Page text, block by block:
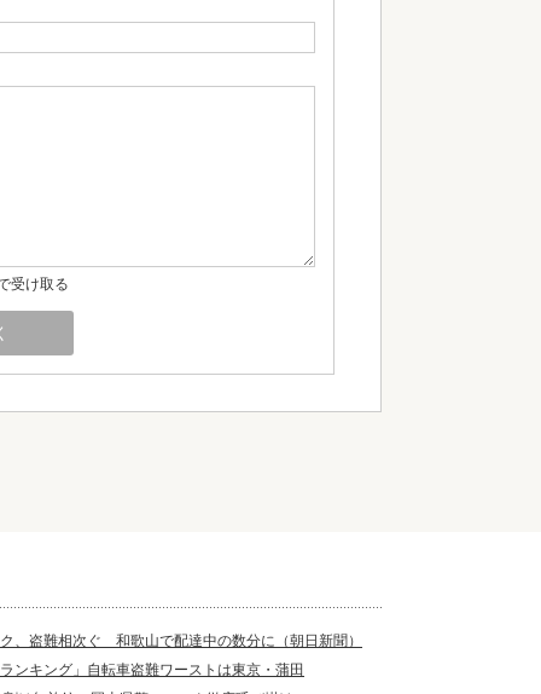
受け取る
、盗難相次ぐ 和歌山で配達中の数分に（朝日新聞）
ンキング」自転車盗難ワーストは東京・蒲田